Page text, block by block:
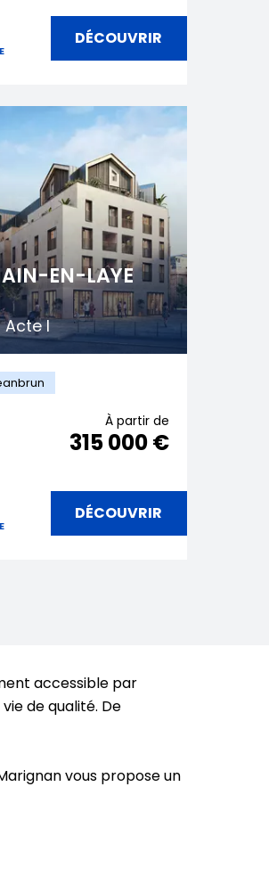
DÉCOUVRIR
EN-LAYE
Acte I
À partir de
315 000 €
DÉCOUVRIR
accessible par
de qualité. De
vous propose un